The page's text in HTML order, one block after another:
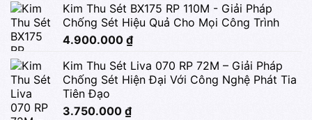
Kim Thu Sét BX175 RP 110M - Giải Pháp
Chống Sét Hiệu Quả Cho Mọi Công Trình
4.900.000 ₫
Kim Thu Sét Liva 070 RP 72M – Giải Pháp
Chống Sét Hiện Đại Với Công Nghệ Phát Tia
Tiên Đạo
3.750.000 ₫